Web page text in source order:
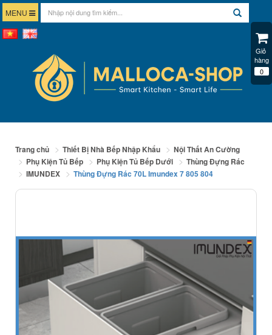
MENU
Trang chủ Thiết Bị Nhà Bếp Nhập Khẩu
Nội Thất An Cường
Phụ Kiện Tủ Bếp
Phụ Kiện Tủ Bếp Dưới
Thùng Đựng Rác
IMUNDEX
Thùng Đựng Rác 70L Imundex 7 805 804
Giỏ
hàng
0